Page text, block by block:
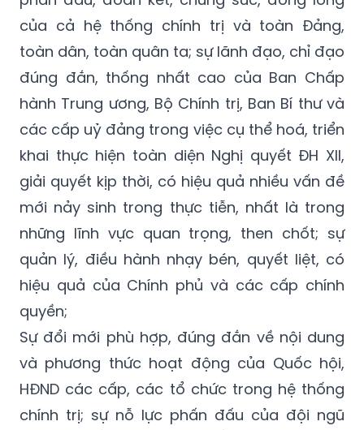
của cả hệ thống chính trị và toàn Đảng,
toàn dân, toàn quân ta; sự lãnh đạo, chỉ đạo
đúng đắn, thống nhất cao của Ban Chấp
hành Trung ương, Bộ Chính trị, Ban Bí thư và
các cấp uỷ đảng trong việc cụ thể hoá, triển
khai thực hiện toàn diện Nghị quyết ĐH XII,
giải quyết kịp thời, có hiệu quả nhiều vấn đề
mới nảy sinh trong thực tiễn, nhất là trong
những lĩnh vực quan trọng, then chốt; sự
quản lý, điều hành nhạy bén, quyết liệt, có
hiệu quả của Chính phủ và các cấp chính
quyền;
Sự đổi mới phù hợp, đúng đắn về nội dung
và phương thức hoạt động của Quốc hội,
HĐND các cấp, các tổ chức trong hệ thống
chính trị; sự nỗ lực phấn đấu của đội ngũ